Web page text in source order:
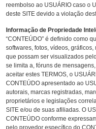
reembolso ao USUÁRIO caso o
deste SITE devido a violação
Informação de Propriedade
“CONTEÚDO” é definido como
softwares, fotos, vídeos,
que possam ser visualizados
se limita a, fóruns de
aceitar estes TERMOS, o
CONTEÚDO apresentado ao
autorais, marcas registradas,
proprietários e legislações
SITE e/ou de suas afiliadas. O
CONTEÚDO conforme
pelo provedor específico do